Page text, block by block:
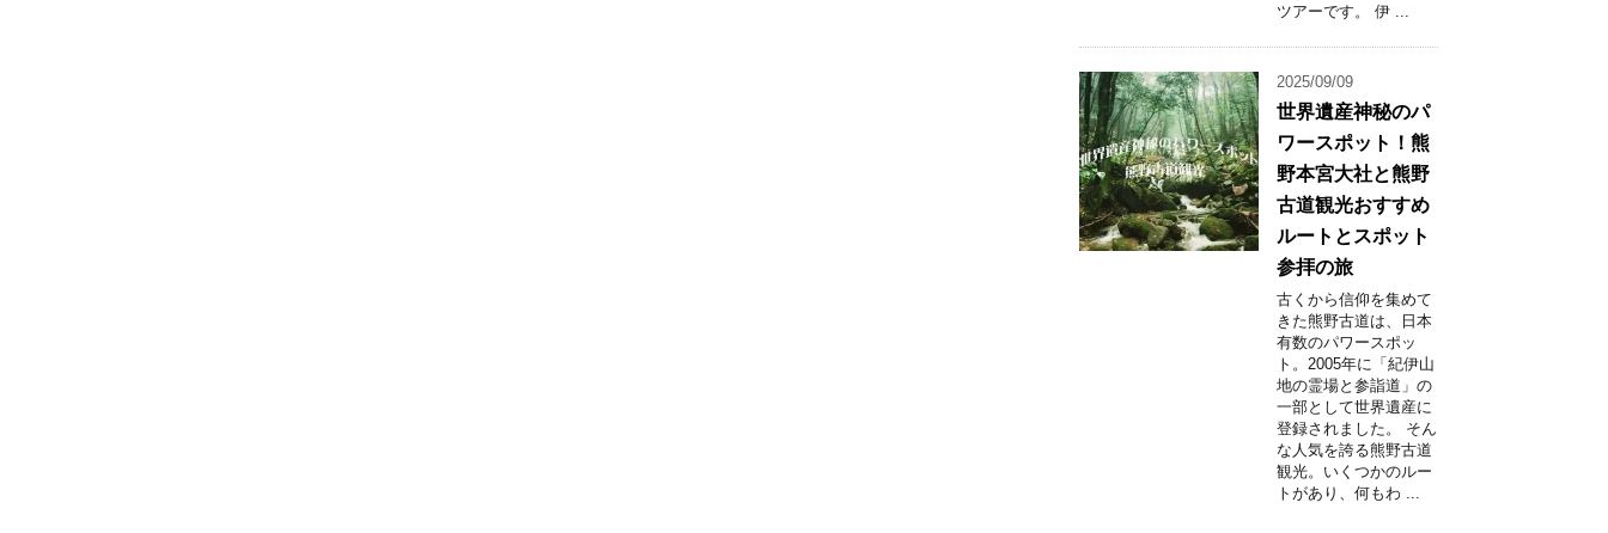
ツアーです。 伊 ...
2025/09/09
世界遺産神秘のパ
ワースポット！熊
野本宮大社と熊野
古道観光おすすめ
ルートとスポット
参拝の旅
古くから信仰を集めて
きた熊野古道は、日本
有数のパワースポッ
ト。2005年に「紀伊山
地の霊場と参詣道」の
一部として世界遺産に
登録されました。 そん
な人気を誇る熊野古道
観光。いくつかのルー
トがあり、何もわ ...